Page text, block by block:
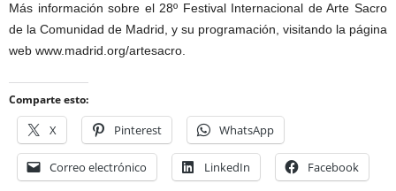
Más información sobre el 28º Festival Internacional de Arte Sacro
de la Comunidad de Madrid, y su programación, visitando la página
web www.madrid.org/artesacro.
Comparte esto:
X Pinterest WhatsApp
Correo electrónico LinkedIn Facebook